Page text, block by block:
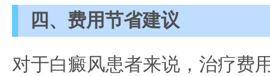
四、费用节省建议
对于白癜风患者来说，治疗费